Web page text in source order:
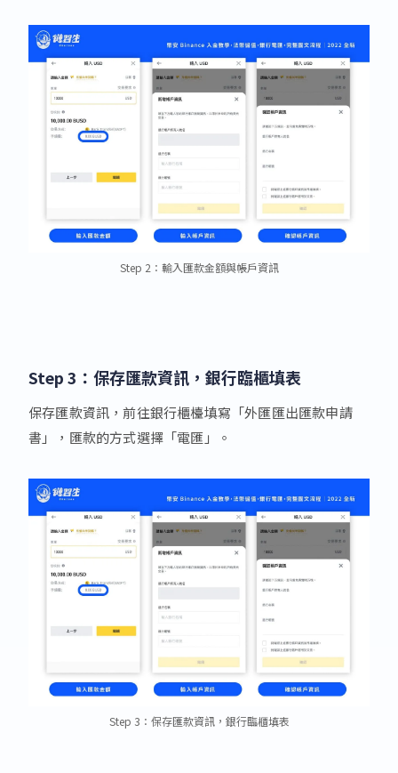
Step 2：輸入匯款金額與帳戶資訊
Step 3：保存匯款資訊，銀行臨櫃填表
保存匯款資訊，前往銀行櫃檯填寫「外匯匯出匯款申請
書」，匯款的方式選擇「電匯」。
Step 3：保存匯款資訊，銀行臨櫃填表